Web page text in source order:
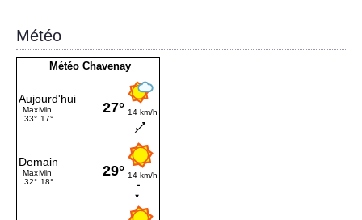
Météo
Météo Chavenay